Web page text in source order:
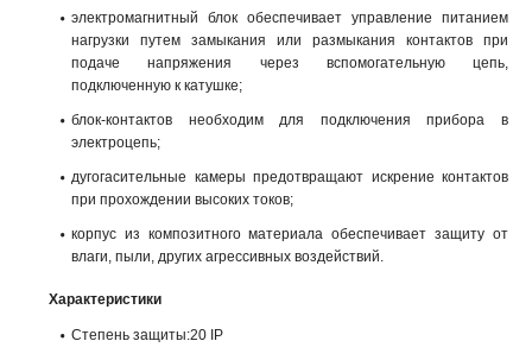
электромагнитный блок обеспечивает управление питанием
нагрузки путем замыкания или размыкания контактов при
подаче напряжения через вспомогательную цепь,
подключенную к катушке;
блок-контактов необходим для подключения прибора в
электроцепь;
дугогасительные камеры предотвращают искрение контактов
при прохождении высоких токов;
корпус из композитного материала обеспечивает защиту от
влаги, пыли, других агрессивных воздействий.
Характеристики
Степень защиты:20 IP